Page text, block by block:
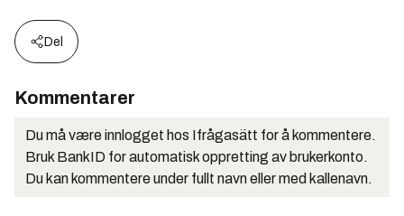
Del
Kommentarer
Du må være innlogget hos Ifrågasätt for å kommentere.
Bruk BankID for automatisk oppretting av brukerkonto.
Du kan kommentere under fullt navn eller med kallenavn.